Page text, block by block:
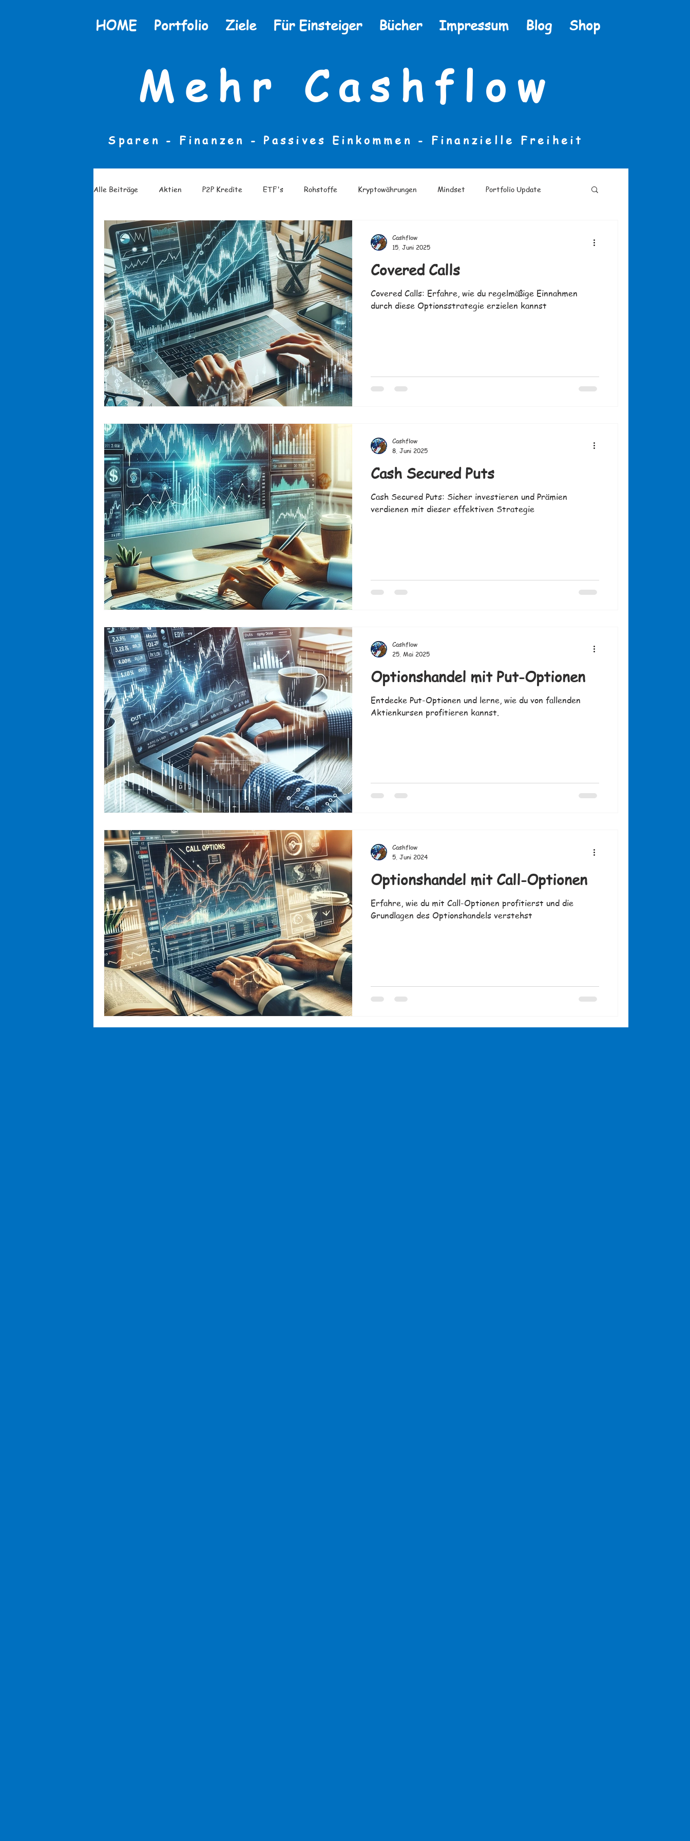
HOME Portfolio Ziele Für Einsteiger Bücher Impressum Blog Shop
Mehr Cashflow
Sparen - Finanzen - Passives Einkommen - Finanzielle Freiheit
Alle Beiträge Aktien P2P Kredite ETF's Rohstoffe Kryptowährungen Mindset Portfolio Update
Finanzielle Bildung Finanzliteratur
Covered Calls
Covered Calls: Erfahre, wie du regelmäßige Einnahmen
durch diese Optionsstrategie erzielen kannst
Cashflow
15. Juni 2025
Cash Secured Puts
Cash Secured Puts: Sicher investieren und Prämien
verdienen mit dieser effektiven Strategie
Cashflow
8. Juni 2025
Optionshandel mit Put-Optionen
Entdecke Put-Optionen und lerne, wie du von fallenden
Aktienkursen profitieren kannst.
Cashflow
25. Mai 2025
Optionshandel mit Call-Optionen
Erfahre, wie du mit Call-Optionen profitierst und die
Grundlagen des Optionshandels verstehst
Cashflow
5. Juni 2024